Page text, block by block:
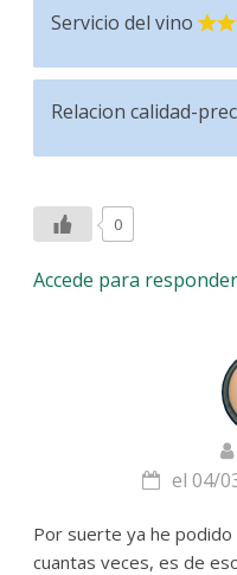
Servicio del vino
Relacion calidad-
0
Accede para responder
el 04/
Por suerte ya he
cuantas veces, es de